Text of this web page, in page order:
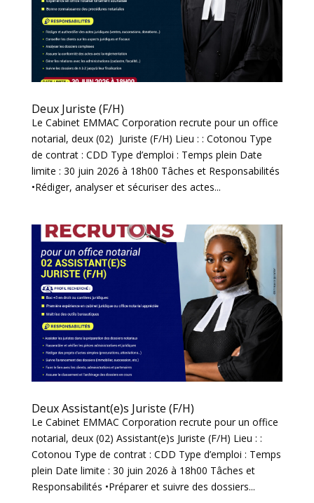
Deux Juriste (F/H)
Le Cabinet EMMAC Corporation recrute pour un office
notarial, deux (02) Juriste (F/H) Lieu : : Cotonou Type
de contrat : CDD Type d’emploi : Temps plein Date
limite : 30 juin 2026 à 18h00 Tâches et Responsabilités
•Rédiger, analyser et sécuriser des actes...
Deux Assistant(e)s Juriste (F/H)
Le Cabinet EMMAC Corporation recrute pour un office
notarial, deux (02) Assistant(e)s Juriste (F/H) Lieu : :
Cotonou Type de contrat : CDD Type d’emploi : Temps
plein Date limite : 30 juin 2026 à 18h00 Tâches et
Responsabilités •Préparer et suivre des dossiers...